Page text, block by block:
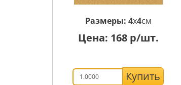
Размеры: 4x4см
Цена: 168р/шт.
Купить